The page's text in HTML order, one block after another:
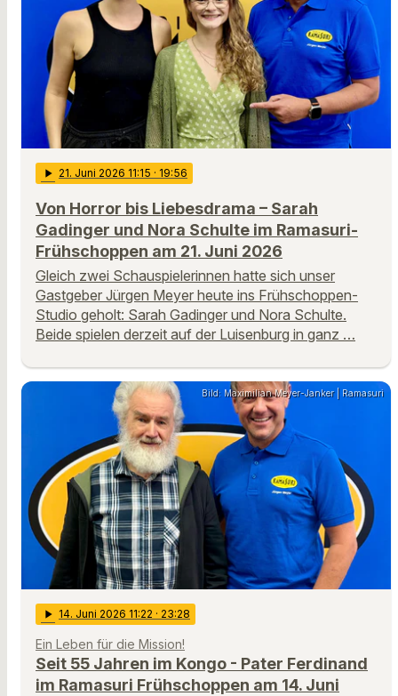
play_arrow 21. Juni 2026 11:15 · 19:56
Von Horror bis Liebesdrama – Sarah
Gadinger und Nora Schulte im Ramasuri-
Frühschoppen am 21. Juni 2026
Gleich zwei Schauspielerinnen hatte sich unser
Gastgeber Jürgen Meyer heute ins Frühschoppen-
Studio geholt: Sarah Gadinger und Nora Schulte.
Beide spielen derzeit auf der Luisenburg in ganz …
Bild: Maximilian Meyer-Janker | Ramasuri
play_arrow 14. Juni 2026 11:22 · 23:28
Ein Leben für die Mission!
Seit 55 Jahren im Kongo - Pater Ferdinand
im Ramasuri Frühschoppen am 14. Juni